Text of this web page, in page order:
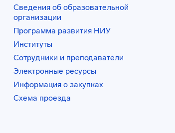
Сведения об образовательной
организации
Программа развития НИУ
Институты
Сотрудники и преподаватели
Электронные ресурсы
Информация о закупках
Схема проезда